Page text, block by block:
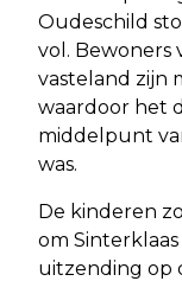
Oudeschild
vol. Bewoners
vasteland zijn
waardoor het
middelpunt
was.
De kinderen
om
uitzending op